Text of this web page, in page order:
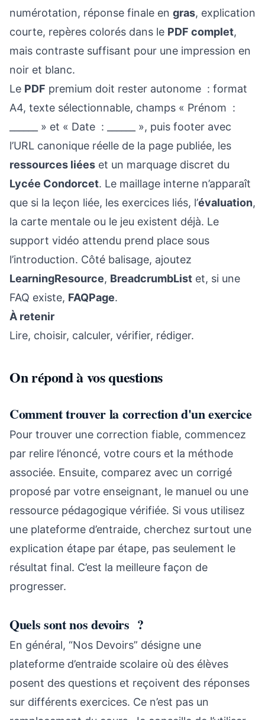
numérotation, réponse finale en gras, explication
courte, repères colorés dans le PDF complet,
mais contraste suffisant pour une impression en
noir et blanc.
Le PDF premium doit rester autonome : format
A4, texte sélectionnable, champs « Prénom :
______ » et « Date : ______ », puis footer avec
l’URL canonique réelle de la page publiée, les
ressources liées et un marquage discret du
Lycée Condorcet. Le maillage interne n’apparaît
que si la leçon liée, les exercices liés, l’évaluation,
la carte mentale ou le jeu existent déjà. Le
support vidéo attendu prend place sous
l’introduction. Côté balisage, ajoutez
LearningResource, BreadcrumbList et, si une
FAQ existe, FAQPage.
À retenir
Lire, choisir, calculer, vérifier, rédiger.
On répond à vos questions
Comment trouver la correction d'un exercice
Pour trouver une correction fiable, commencez
par relire l’énoncé, votre cours et la méthode
associée. Ensuite, comparez avec un corrigé
proposé par votre enseignant, le manuel ou une
ressource pédagogique vérifiée. Si vous utilisez
une plateforme d’entraide, cherchez surtout une
explication étape par étape, pas seulement le
résultat final. C’est la meilleure façon de
progresser.
Quels sont nos devoirs ?
En général, “Nos Devoirs” désigne une
plateforme d’entraide scolaire où des élèves
posent des questions et reçoivent des réponses
sur différents exercices. Ce n’est pas un